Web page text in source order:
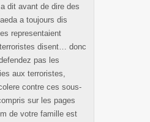
dit avant de dire des
a toujours dis
representaient
terroristes disent… donc
pas les
aux terroristes,
contre ces sous-
sur les pages
de votre famille est